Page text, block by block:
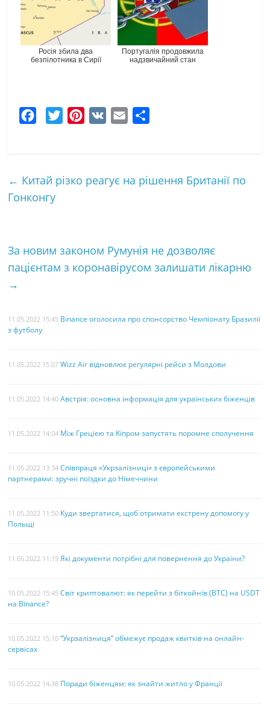
Росія збила два
безпілотника в Сирії
Португалія продовжила
надзвичайний стан
b
o
t
e
t
l
к
← Китай різко реагує на рішення Британії по
Гонконгу
За новим законом Румунія не дозволяє
пацієнтам з коронавірусом залишати лікарню
→
11.05.2022 15:45 Binance оголосила про спонсорство Чемпіонату Бразилії
з футболу
11.05.2022 15:07 Wizz Air відновлює регулярні рейси з Молдови
11.05.2022 14:40 Австрія: основна інформація для українських біженців
11.05.2022 14:04 Між Грецією та Кіпром запустять поромне сполучення
11.05.2022 13:34 Співпраця «Укрзалізниці» з європейськими
партнерами: зручні поїздки до Німеччини
11.05.2022 11:50 Куди звертатися, щоб отримати екстрену допомогу у
Польщі
11.05.2022 11:19 Які документи потрібні для повернення до України?
10.05.2022 15:45 Світ криптовалют: як перейти з біткойнів (BTC) на USDT
на Binance?
10.05.2022 15:10 “Укрзалізниця” обмежує продаж квитків на онлайн-
сервісах
10.05.2022 14:38 Поради біженцям: як знайти житло у Франції